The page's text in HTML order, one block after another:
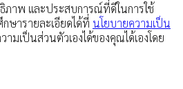
ภาพ และประสบการณ์ที่ดีในการใช้
ษารายละเอียดได้ที่ นโยบายความเป็น
ามเป็นส่วนตัวเองได้ของคุณได้เองโดย